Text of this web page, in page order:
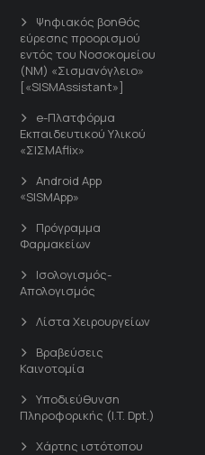
Ψηφιακός βοηθός
εύρεσης προορισμού
εντός του Νοσοκομείου
(ΝΜ) «Σισμανόγλειο»
[«SISMAssistant»]
e-Πλατφόρμα
Εκπαιδευτικού Υλικού
«ΣΙΣΜΑflix»
Android App
«SISMApp»
Πρόγραμμα
Φαρμακείων
Ισολογισμός-
Απολογισμός
Λίστα Χειρουργείων
Βραβεύσεις
Καινοτομία
Υποδιεύθυνση
Πληροφορικής (I.T. Dpt.)
Χάρτης ιστότοπου